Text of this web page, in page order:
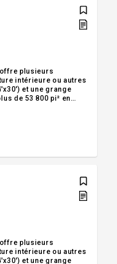
plusieurs
intérieure ou autres
et une grange
de 53 800 pi² en
plusieurs
intérieure ou autres
et une grange